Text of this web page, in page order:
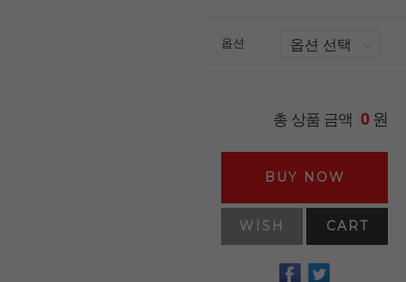
옵션
총 상품 금액 0원
BUY NOW
WISH CART